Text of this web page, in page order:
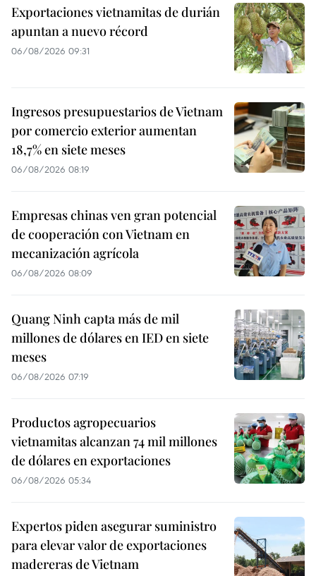
Exportaciones vietnamitas de durián
apuntan a nuevo récord
06/08/2026 09:31
Ingresos presupuestarios de Vietnam
por comercio exterior aumentan
18,7% en siete meses
06/08/2026 08:19
Empresas chinas ven gran potencial
de cooperación con Vietnam en
mecanización agrícola
06/08/2026 08:09
Quang Ninh capta más de mil
millones de dólares en IED en siete
meses
06/08/2026 07:19
Productos agropecuarios
vietnamitas alcanzan 74 mil millones
de dólares en exportaciones
06/08/2026 05:34
Expertos piden asegurar suministro
para elevar valor de exportaciones
madereras de Vietnam